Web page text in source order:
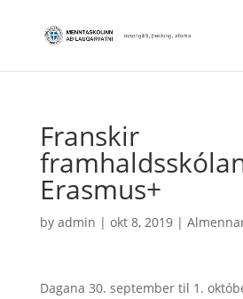
Franskir
Erasmus+
by admin | okt 8, 2019|
Dagana 30. september til 1.